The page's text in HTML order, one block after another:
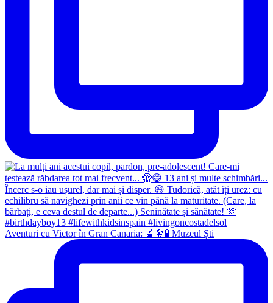
Aventuri cu Victor în Gran Canaria: 🔬🔭🧪 Muzeul Ști